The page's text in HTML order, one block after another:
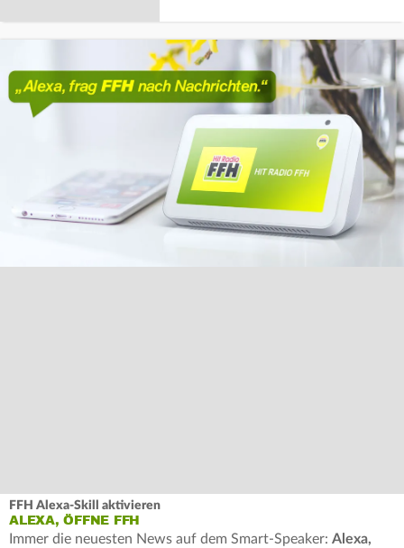
FFH Alexa-Skill aktivieren
ALEXA, ÖFFNE FFH
Immer die neuesten News auf dem Smart-Speaker: Alexa,